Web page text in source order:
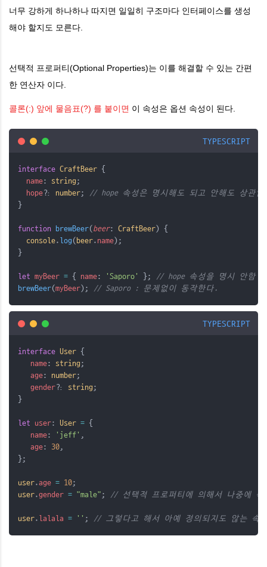
너무 강하게 하나하나 따지면 일일히 구조마다 인터페이스를 생성
해야 할지도 모른다.
선택적 프로퍼티(Optional Properties)는 이를 해결할 수 있는 간편
한 연산자 이다.
콜론(:) 앞에 물음표(?) 를 붙이면 이 속성은 옵션 속성이 된다.
TYPESCRIPT
interface CraftBeer {
name: string ;
hope?: number;
// hope 속성은 명시해도 되고 안해도 상관
}
function brewBeer( beer: CraftBeer) {
console. log( beer. name);
}
let myBeer = { name: 'Saporo' };
// hope 속성을 명시 안함
brewBeer(myBeer); // Saporo : 문제없이 동작한다.
TYPESCRIPT
interface User {
name: string ;
age: number;
gender?: string ;
}
let user: User = {
name: 'jeff' ,
age: 30,
};
user.age = 10;
user.gender = "male" ; // 선택적 프로퍼티에 의해서 나중에 속
user. lalala = '' ; // 그렇다고 해서 아예 정의되지도 않는 속